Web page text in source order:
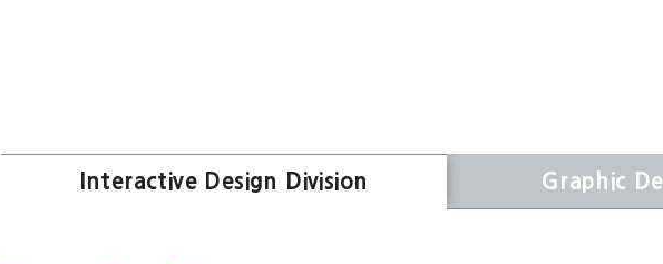
Interactive Design Division Graphic